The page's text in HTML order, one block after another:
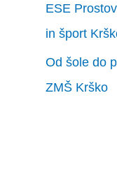
ESE
in šport
Od šole do
ZMŠ Krško